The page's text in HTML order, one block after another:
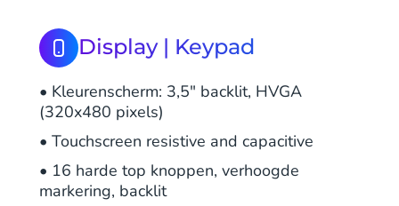
Display | Keypad
• Kleurenscherm: 3,5" backlit, HVGA
(320x480 pixels)
• Touchscreen resistive and capacitive
• 16 harde top knoppen, verhoogde
markering, backlit